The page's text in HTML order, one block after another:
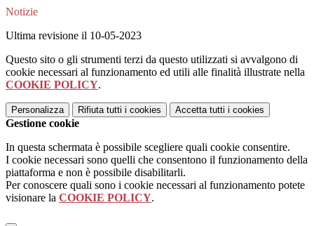
Notizie
Ultima revisione il 10-05-2023
Questo sito o gli strumenti terzi da questo utilizzati si avvalgono di
cookie necessari al funzionamento ed utili alle finalità illustrate nella
COOKIE POLICY.
Personalizza Rifiuta tutti i cookies Accetta tutti i cookies
Gestione cookie
In questa schermata è possibile scegliere quali cookie consentire.
I cookie necessari sono quelli che consentono il funzionamento della
piattaforma e non è possibile disabilitarli.
Per conoscere quali sono i cookie necessari al funzionamento potete
visionare la COOKIE POLICY.